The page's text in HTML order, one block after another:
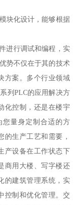
块化设计，能够根据
进行调试和编程，实
势不仅在于其的技术
方案。多个行业领域
列PLC的应用解决方
化控制，还是在楼宇
量身定制合适的方
的生产工艺和需要，
产设备在工作状态下
商用大楼、写字楼还
的建筑管理系统，实
控制和优化管理。交